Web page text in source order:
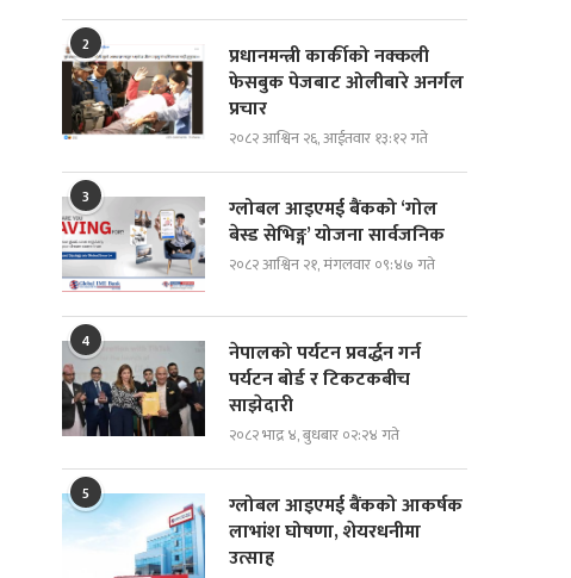
2
प्रधानमन्त्री कार्कीको नक्कली
फेसबुक पेजबाट ओलीबारे अनर्गल
प्रचार
२०८२ आश्विन २६, आईतवार १३:१२ गते
3
ग्लोबल आइएमई बैंकको ‘गोल
बेस्ड सेभिङ्ग’ योजना सार्वजनिक
२०८२ आश्विन २१, मंगलवार ०९:४७ गते
4
नेपालको पर्यटन प्रवर्द्धन गर्न
पर्यटन बोर्ड र टिकटकबीच
साझेदारी
२०८२ भाद्र ४, बुधबार ०२:२४ गते
5
ग्लोबल आइएमई बैंकको आकर्षक
लाभांश घोषणा, शेयरधनीमा
उत्साह